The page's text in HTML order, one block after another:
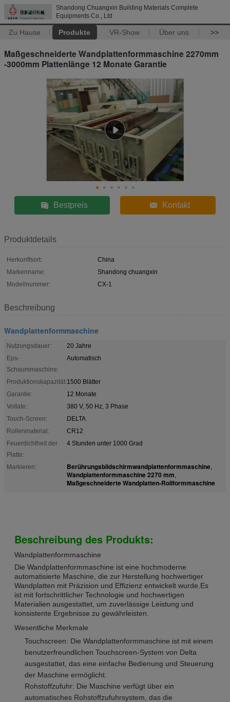
Shandong Chuangxin Building Materials Complete
Equipments Co., Ltd
Zu Hause Produkte VR-Show Über uns >>
Maßgeschneiderte Wandplattenformmaschine 2270mm
-3000mm Plattenlänge 12 Monate Garantie
Bestpreis Kontakt
Produktdetails
Herkunftsort:
China
Markenname:
Shandong chuangxin
Modellnummer:
CX-1
Beschreibung
Wandplattenformmaschine
Nutzungsdauer:
20 Jahre
Eps-
Schaummaschine:
Automatisch
Produktionskapazität:1500 Blätter
Garantie:
12 Monate
Voltate:
380 V, 50 Hz, 3 Phase
Touch-Screen:
DELTA
Rollenmaterial:
CR12
Feuerdichtheit der
Platte:
4 Stunden unter 1000 Grad
Markieren: Berührungsbildschirmwandplattenformmaschine,
Wandplattenformmaschine 2270 mm,
Maßgeschneiderte Wandplatten-Rollformmaschine
Beschreibung des Produkts:
Wandplattenformmaschine
Die Wandplattenformmaschine ist eine hochmoderne
automatisierte Maschine, die zur Herstellung hochwertiger
Wandplatten mit Präzision und Effizienz entwickelt wurde.Es
ist mit fortschrittlicher Technologie und hochwertigen
Materialien ausgestattet, um zuverlässige Leistung und
konsistente Ergebnisse zu gewährleisten.
Wesentliche Merkmale
Touchscreen: Die Wandplattenformmaschine ist mit einem
benutzerfreundlichen Touchscreen-System von Delta
ausgestattet, das eine einfache Bedienung und Steuerung
der Maschine ermöglicht.
Rohstoffzufuhr: Die Maschine verfügt über ein
automatisches Rohstoffzufuhrsystem, das die